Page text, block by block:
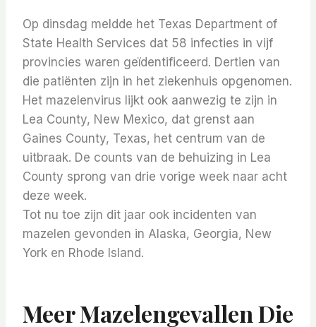
Op dinsdag meldde het Texas Department of
State Health Services dat 58 infecties in vijf
provincies waren geïdentificeerd. Dertien van
die patiënten zijn in het ziekenhuis opgenomen.
Het mazelenvirus lijkt ook aanwezig te zijn in
Lea County, New Mexico, dat grenst aan
Gaines County, Texas, het centrum van de
uitbraak. De counts van de behuizing in Lea
County sprong van drie vorige week naar acht
deze week.
Tot nu toe zijn dit jaar ook incidenten van
mazelen gevonden in Alaska, Georgia, New
York en Rhode Island.
Meer Mazelengevallen Die